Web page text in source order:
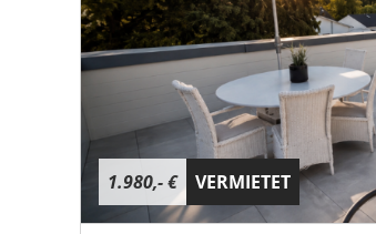
1.980,- € VERMIETET